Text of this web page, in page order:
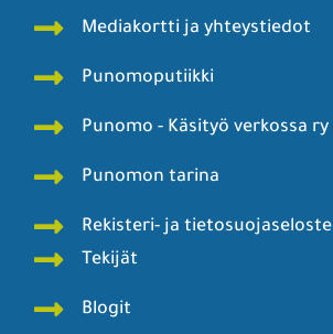
Mediakortti ja yhteystiedot
Punomoputiikki
Punomo - Käsityö verkossa ry
Punomon tarina
Rekisteri- ja tietosuojaseloste
Tekijät
Blogit